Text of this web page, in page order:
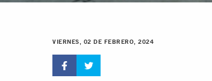
VIERNES, 02 DE FEBRERO, 2024